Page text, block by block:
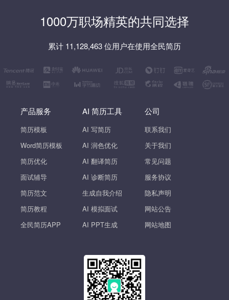
1000万职场精英的共同选择
累计 11,128,463 位用户在使用全民简历
产品服务
简历模板
Word简历模板
简历优化
面试辅导
简历范文
简历教程
全民简历APP
AI 简历工具
AI 写简历
AI 润色优化
AI 翻译简历
AI 诊断简历
生成自我介绍
AI 模拟面试
AI PPT生成
公司
联系我们
关于我们
常见问题
服务协议
隐私声明
网站公告
网站地图